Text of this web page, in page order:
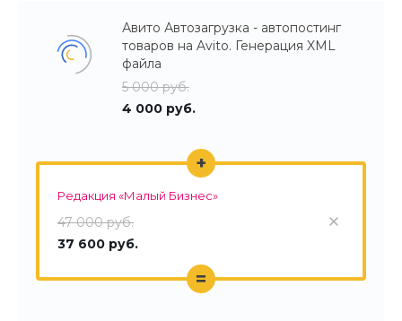
Авито Автозагрузка - автопостинг
товаров на Avito. Генерация XML
файла
5 000 руб.
4 000 руб.
Редакция «Малый Бизнес»
47 000 руб.
37 600 руб.
+
=